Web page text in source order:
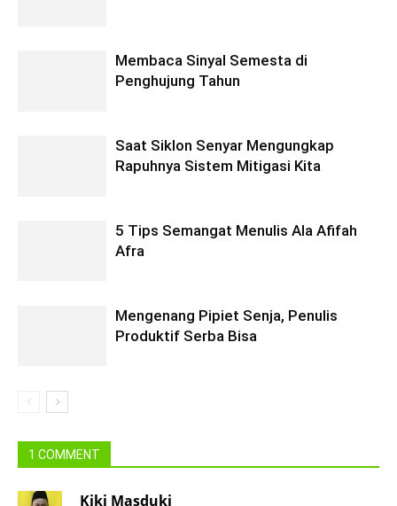
Membaca Sinyal Semesta di
Penghujung Tahun
Saat Siklon Senyar Mengungkap
Rapuhnya Sistem Mitigasi Kita
5 Tips Semangat Menulis Ala Afifah
Afra
Mengenang Pipiet Senja, Penulis
Produktif Serba Bisa
1 COMMENT
Kiki Masduki